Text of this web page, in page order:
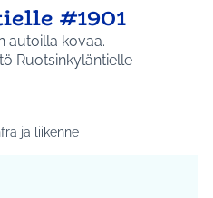
#1901
autoilla kovaa.
Ruotsinkyläntielle
Etelä-Tuusulan kylät
tulokset teeman mukaan: Infra ja
ja liikenne